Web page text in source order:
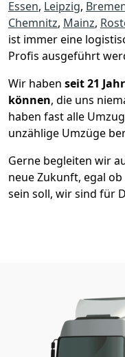
Essen, Leipzig,
Chemnitz, Mainz,
ist immer eine
Profis ausgeführt
Wir haben seit21
können, die uns
haben fast alle
unzählige Umzüge
Gerne begleiten wir
neue Zukunft, egal ob
sein soll, wir sind für